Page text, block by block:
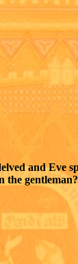
and Eve
the